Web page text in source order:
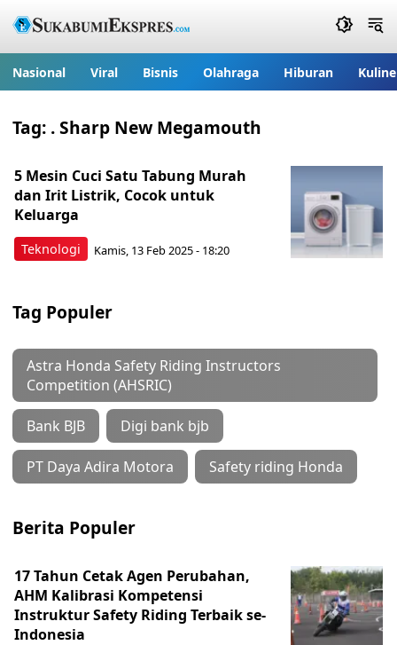
Nasional Viral Bisnis Olahraga Hiburan
Tag: . Sharp New Megamouth
Teknologi
5 Mesin Cuci Satu Tabung Murah
dan Irit Listrik, Cocok untuk
Keluarga
Kamis, 13 Feb 2025 - 18:20
Tag Populer
Astra Honda Safety Riding Instructors
Competition (AHSRIC)
Bank BJB Digi bank bjb
PT Daya Adira Motora Safety riding Honda
Berita Populer
17 Tahun Cetak Agen Perubahan,
AHM Kalibrasi Kompetensi
Instruktur Safety Riding Terbaik se-
Indonesia